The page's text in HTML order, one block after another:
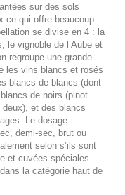
sur des sols
ce qui offre beaucoup
se divise en 4 : la
le vignoble de l’Aube et
regroupe une grande
les vins blancs et rosés
blancs de blancs (dont
de noirs (pinot
deux), et des blancs
Le dosage
demi-sec, brut ou
selon s’ils sont
et cuvées spéciales
la catégorie haut de